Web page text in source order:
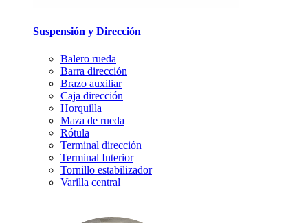
Suspensión y Dirección
Balero rueda
Barra dirección
Brazo auxiliar
Caja dirección
Horquilla
Maza de rueda
Rótula
Terminal dirección
Terminal Interior
Tornillo estabilizador
Varilla central